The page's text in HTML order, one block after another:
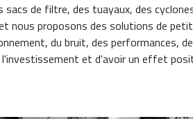
de filtre, des tuayaux, des
nous proposons des solutions de
du bruit, des performances,
et d'avoir un effet